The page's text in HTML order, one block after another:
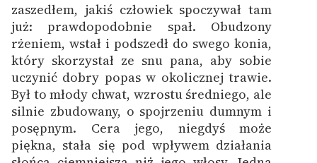
zaszedłem, jakiś człowiek spoczywał tam
już: prawdopodobnie spał. Obudzony
rżeniem, wstał i podszedł do swego konia,
który skorzystał ze snu pana, aby sobie
uczynić dobry popas w okolicznej trawie.
Był to młody chwat, wzrostu średniego, ale
silnie zbudowany, o spojrzeniu dumnym i
posępnym. Cera jego, niegdyś może
piękna, stała się pod wpływem działania